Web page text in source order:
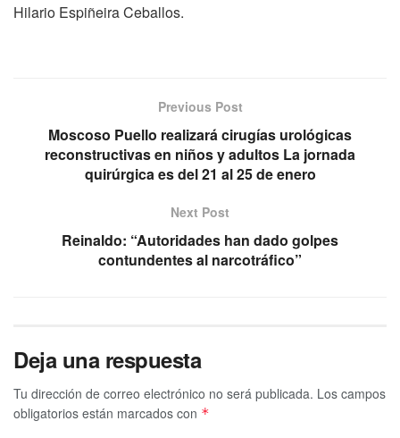
Hilario Espiñeira Ceballos.
Previous Post
Moscoso Puello realizará cirugías urológicas
reconstructivas en niños y adultos La jornada
quirúrgica es del 21 al 25 de enero
Next Post
Reinaldo: “Autoridades han dado golpes
contundentes al narcotráfico”
Deja una respuesta
Tu dirección de correo electrónico no será publicada. Los campos
obligatorios están marcados con *